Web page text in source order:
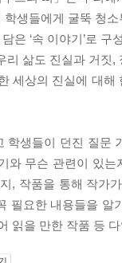
생들에게 굴뚝 청
은 ‘속 이야기’로
삶도 진실과 거
세상의 진실에 대
생들이 던진 질문
와 무슨 관련이 있
, 작품을 통해 작
필요한 내용들을
읽을 만한 작품 등